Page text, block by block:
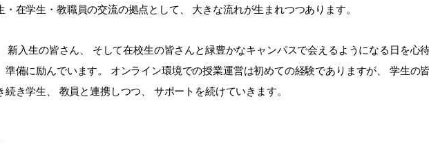
・在学生・教職員の交流の拠点として、 大きな流れが生まれつつあります。
入生の皆さん、 そして在校生の皆さんと緑豊かなキャンパスで会えるようになる日 を心
準備に励んでいます。 オンライン環境での授業運営は初めての経験でありますが、 学生の
続き学生、 教員と連携しつつ、 サポートを続けていきます。